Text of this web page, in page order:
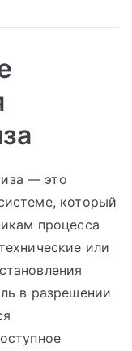
— это
который
процесса
или
в разрешении